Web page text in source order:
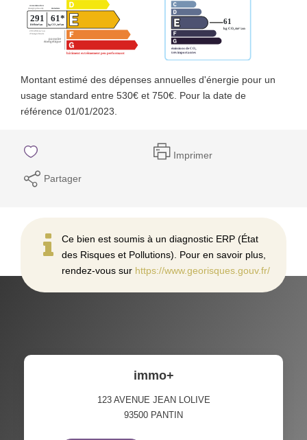
Montant estimé des dépenses annuelles d'énergie pour un
usage standard entre 530€ et 750€. Pour la date de
référence 01/01/2023.
Imprimer
Partager
Ce bien est soumis à un diagnostic ERP (État
des Risques et Pollutions). Pour en savoir plus,
rendez-vous sur https://www.georisques.gouv.fr/
immo+
123 AVENUE JEAN LOLIVE
93500 PANTIN